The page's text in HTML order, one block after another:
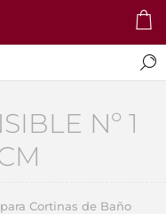
Nº 1
Cortinas de Baño